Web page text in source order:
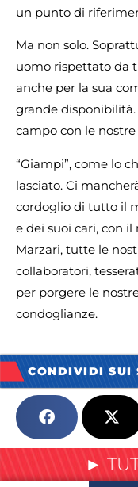
un punto di
Ma non solo.
uomo rispettato da
anche per la sua
grande disponibilità.
campo con le
“Giampi”, come lo
lasciato. Ci
cordoglio di tutto il
e dei suoi cari, con
Marzari, tutte le
collaboratori,
per porgere le
condoglianze.
CONDIVIDI SUI
►